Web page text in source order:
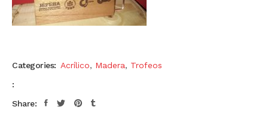
Categories: Acrílico, Madera, Trofeos
:
Share: